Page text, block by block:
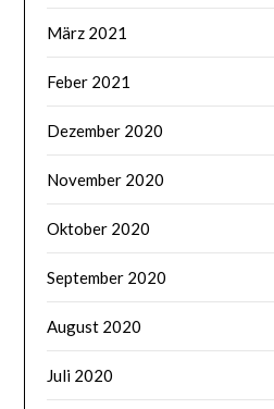
März 2021
Feber 2021
Dezember 2020
November 2020
Oktober 2020
September 2020
August 2020
Juli 2020